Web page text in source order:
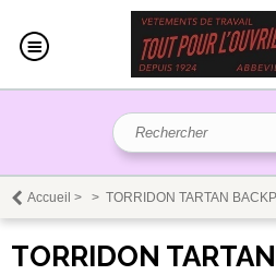
Accueil > > TORRIDON TARTAN
TORRIDON